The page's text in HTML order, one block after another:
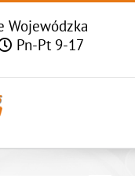
Wojewódzka
Pn-Pt 9-17